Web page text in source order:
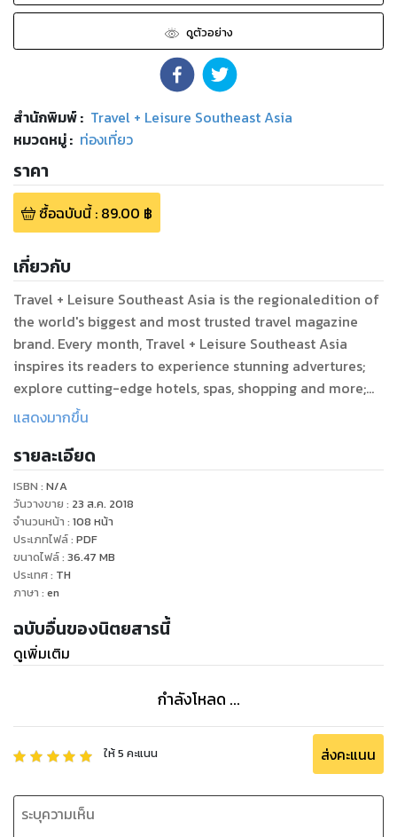
ดูตัวอย่าง
สำนักพิมพ์: Travel + Leisure Southeast Asia
หมวดหมู่: ท่องเที่ยว
ราคา
ซื้อฉบับนี้: 89.00 ฿
เกี่ยวกับ
Travel + Leisure Southeast Asia is the regionaledition of
the world's biggest and most trusted travel magazine
brand. Every month, Travel + Leisure Southeast Asia
inspires its readers to experience stunning advertures;
explore cutting-edge hotels, spas, shopping and more;
and travel in sensational style, armed with hands-on, up-
chic, stylish and authoritative guide for today's traveler
within Asia and beyond, Travel + Leisure Southeast Asia
is the must-read guide to all that Asia has to offer.
แสดงมากขึ้น
รายละเอียด
ISBN : N/A
วันวางขาย : 23 ส.ค. 2018
จำนวนหน้า : 108 หน้า
ประเภทไฟล์: PDF
ขนาดไฟล์: 36.47 MB
ประเทศ: TH
ภาษา : en
ฉบับอื่นของนิตยสารนี้
ดูเพิ่มเติม
กำลังโหลด ...
ให้5 คะแนน ส่งคะแนน